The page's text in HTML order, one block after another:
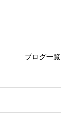
ブログ一覧